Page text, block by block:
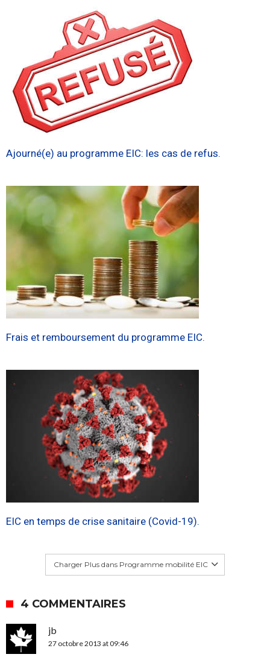
Ajourné(e) au programme EIC: les cas de refus.
Frais et remboursement du programme EIC.
EIC en temps de crise sanitaire (Covid-19).
Charger Plus dans Programme mobilité EIC
4 COMMENTAIRES
jb
27 octobre 2013 at 09:46